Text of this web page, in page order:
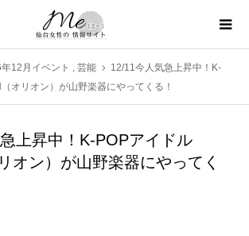
12月イベント , 芸能
12/11今人気急上昇中！K-
オリオン）が山野楽器にやってくる！
上昇中！K-POPアイドル
オン）が山野楽器にやってく